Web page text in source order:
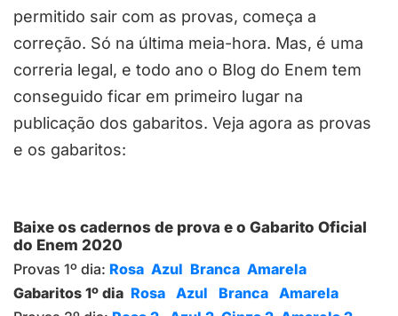
permitido sair com as provas, começa a
correção. Só na última meia-hora. Mas, é uma
correria legal, e todo ano o Blog do Enem tem
conseguido ficar em primeiro lugar na
publicação dos gabaritos. Veja agora as provas
e os gabaritos:
Baixe os cadernos de prova e o Gabarito Oficial
do Enem 2020
Provas 1º dia: Rosa Azul Branca Amarela
Gabaritos 1º dia Rosa Azul Branca Amarela